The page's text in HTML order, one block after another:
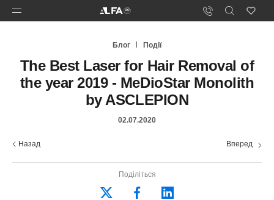
Блог Події
The Best Laser for Hair Removal of
the year 2019 - MeDioStar Monolith
by ASCLEPION
02.07.2020
Назад Вперед
Поділіться